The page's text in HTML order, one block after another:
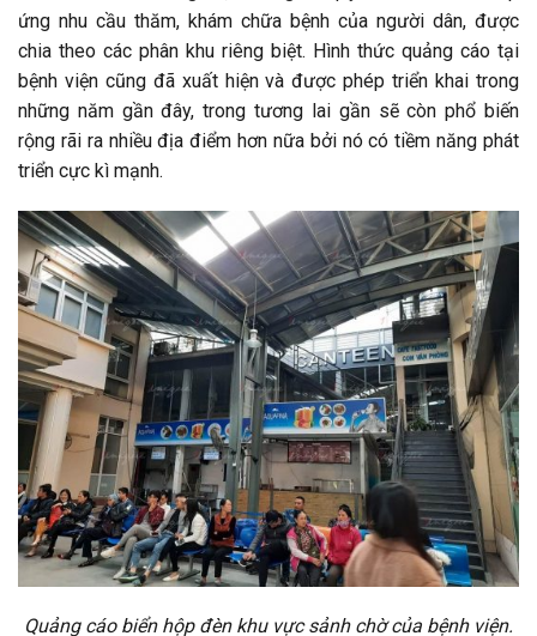
ứng nhu cầu thăm, khám chữa bệnh của người dân, được
chia theo các phân khu riêng biệt. Hình thức quảng cáo tại
bệnh viện cũng đã xuất hiện và được phép triển khai trong
những năm gần đây, trong tương lai gần sẽ còn phổ biến
rộng rãi ra nhiều địa điểm hơn nữa bởi nó có tiềm năng phát
triển cực kì mạnh.
Quảng cáo biển hộp đèn khu vực sảnh chờ của bệnh viện.